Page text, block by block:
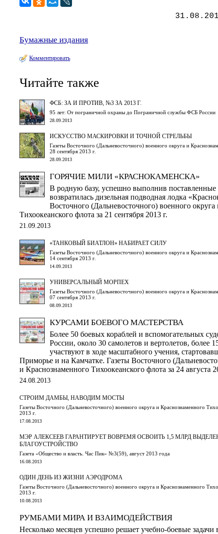
Бумажные издания
Комментировать
Читайте также
ФСБ: ЗА И ПРОТИВ, №3 ЗА 2013 Г.
95 лет: От пограничной охраны до Пограничной службы ФСБ России
28.09.2013
ИСКУССТВО МАСКИРОВКИ И ТОЧНОЙ СТРЕЛЬБЫ
Газеты Восточного (Дальневосточного) военного округа и
28 сентября 2013 г.
28.09.2013
ГОРЯЧИЕ МИЛИ «КРАСНОКАМЕНСКА»
В родную базу, успешно выполнив поставленные
возвратилась дизельная подводная лодка
Восточного (Дальневосточного) военного
Тихоокеанского флота за 21 сентября 2013 г.
21.09.2013
«ТАНКОВЫЙ БИАТЛОН» НАБИРАЕТ СИЛУ
Газеты Восточного (Дальневосточного) военного округа и
14 сентября 2013 г.
14.09.2013
УНИВЕРСАЛЬНЫЙ МОРПЕХ
Газеты Восточного (Дальневосточного) военного округа и
07 сентября 2013 г.
08.09.2013
КУРСАМИ БОЕВОГО МАСТЕРСТВА
Более 50 боевых кораблей и вспомогательных
России, около 30 самолетов и вертолетов, более
участвуют в ходе масштабного учения,
Приморье и на Камчатке. Газеты Восточного
и Краснознаменного Тихоокеанского флота за 24 августа
24.08.2013
СТРОИМ ДАМБЫ, НАВОДИМ МОСТЫ
Газеты Восточного (Дальневосточного) военного округа и Краснознаменного
2013 г.
17.08.2013
МЭР АЛЕКСЕЕВ ГАРАНТИРУЕТ ВОВРЕМЯ ОСВОИТЬ 1,5 МЛРД
БЛАГОУСТРОЙСТВО
Газета «Общество и власть. Час Пик» №3(59), август 2013 года
16.08.2013
ОДИН ДЕНЬ ИЗ ЖИЗНИ АЭРОДРОМА
Газеты Восточного (Дальневосточного) военного округа и Краснознаменного
2013 г.
10.08.2013
РУМБАМИ МИРА И ВЗАИМОДЕЙСТВИЯ
Несколько месяцев успешно решает учебно-боевые задачи